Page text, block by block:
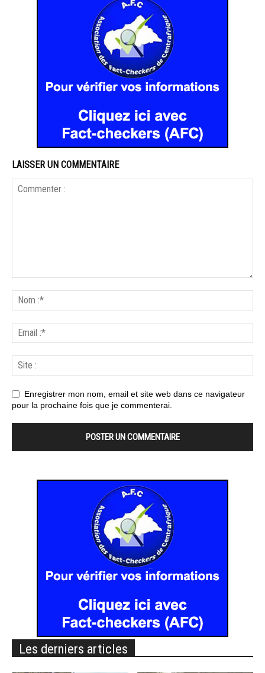
LAISSER UN COMMENTAIRE
Enregistrer mon nom, email et site web dans ce navigateur
pour la prochaine fois que je commenterai.
Les derniers articles